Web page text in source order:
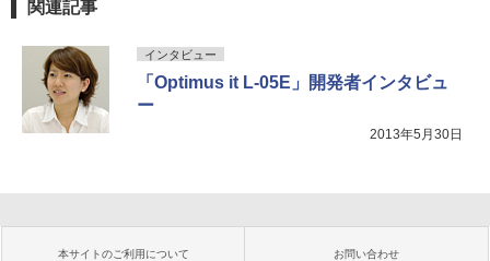
関連記事
インタビュー
「Optimus it L-05E」開発者インタビュ
ー
2013年5月30日
本サイトのご利用について お問い合わせ